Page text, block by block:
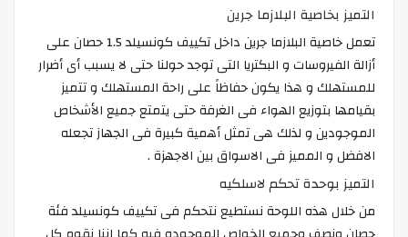
التميز بخاصية البلازما جرين
تعمل خاصية البلازما جرين داخل تكييف كونسيلد 1.5 حصان على
أزالة الفيروسات و البكتريا التى توجد حولنا حتى لا يسبب أى أضرار
للمستهلك و هذا يكون حفاظاً على راحة المستهلك و تتميز
بقيامها بتوزيع الهواء فى الغرفة حتى يتمتع جميع الأشخاص
الموجودين و لذلك هى تمثل أهمية كبيرة فى الجهاز تجعله
الافضل و المميز فى الاسواق بين الاجهزة .
التميز بوحدة تحكم لاسلكيه
من خلال هذه اللوحة نستطيع نتحكم فى تكييف كونسيلد فئة